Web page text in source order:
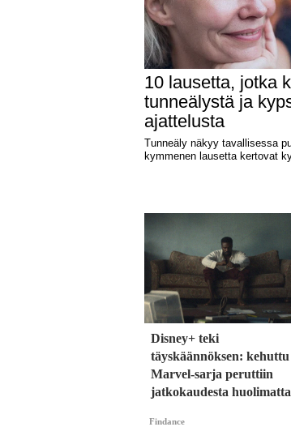
Disney+ teki
täyskäännöksen: kehuttu
Marvel-sarja peruttiin
jatkokaudesta huolimatta
Findance